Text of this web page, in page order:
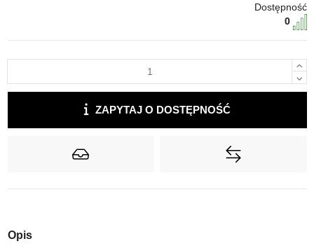
Dostępność
0
ZAPYTAJ O DOSTĘPNOŚĆ
Opis